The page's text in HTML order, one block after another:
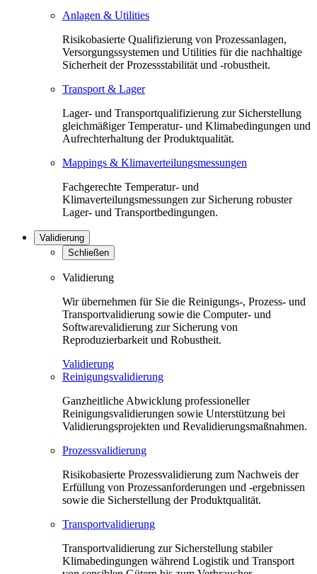
Anlagen & Utilities
Risikobasierte Qualifizierung von Prozessanlagen,
Versorgungssystemen und Utilities für die nachhaltige
Sicherheit der Prozessstabilität und -robustheit.
Transport & Lager
Lager- und Transportqualifizierung zur Sicherstellung
gleichmäßiger Temperatur- und Klimabedingungen und
Aufrechterhaltung der Produktqualität.
Mappings & Klimaverteilungsmessungen
Fachgerechte Temperatur- und
Klimaverteilungsmessungen zur Sicherung robuster
Lager- und Transportbedingungen.
Validierung
Schließen
Validierung
Wir übernehmen für Sie die Reinigungs-, Prozess- und
Transportvalidierung sowie die Computer- und
Softwarevalidierung zur Sicherung von
Reproduzierbarkeit und Robustheit.
Validierung
Reinigungsvalidierung
Ganzheitliche Abwicklung professioneller
Reinigungsvalidierungen sowie Unterstützung bei
Validierungsprojekten und Revalidierungsmaßnahmen.
Prozessvalidierung
Risikobasierte Prozessvalidierung zum Nachweis der
Erfüllung von Prozessanforderungen und -ergebnissen
sowie die Sicherstellung der Produktqualität.
Transportvalidierung
Transportvalidierung zur Sicherstellung stabiler
Klimabedingungen während Logistik und Transport